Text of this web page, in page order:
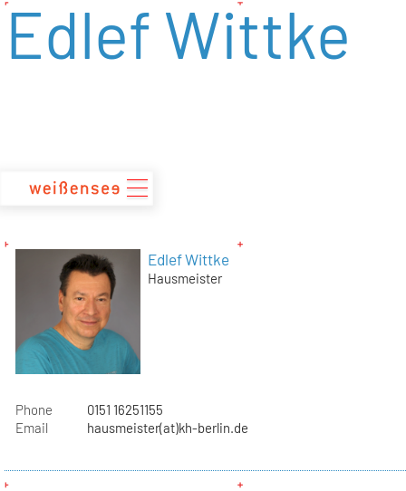
zumEdlef Wittke
Edlef Wittke
Hausmeister
Phone
0151 16251155
Email
hausmeister(at)kh-berlin.de